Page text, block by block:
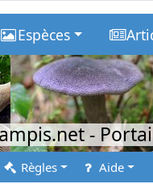
Espèces
-
Règles Aide